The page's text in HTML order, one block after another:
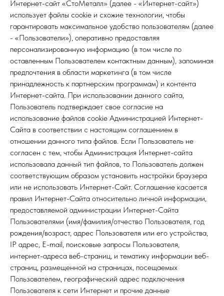
Интернет-сайт «СтоМеталл» (далее - «Интернет-сайт»)
использует файлы cookie и схожие технологии, чтобы
гарантировать максимальное удобство пользователям (далее
- «Пользователи»), оперативно предоставляя
персонализированную информацию (в том числе по
оставленным Пользователем контактным данным), запоминая
предпочтения в области маркетинга (в том числе
принадлежность к партнерским программам) и контента
Интернет-сайта. При использовании данного сайта,
Пользователь подтверждает свое согласие на
использование файлов cookie Администрацией Интернет-
Сайта в соответствии с настоящим соглашением в
отношении данного типа файлов. Если Пользователь не
согласен с тем, чтобы Администрация Интернет-сайта
использовала данный тип файлов, то Пользователь должен
соответствующим образом установить настройки браузера
или не использовать Интернет-Сайт. Соглашение касается
правил Интернет-Сайта относительно личной информации,
предоставляемой администрации Интернет-Сайта
Пользователями (имя/фамилия/отчество Пользователя, год
рождения/возраст, адрес Пользователя или его устройства,
IP адрес, E-mail, поисковые запросы Пользователя,
интернет-адреса веб-страниц, и тематику информации веб-
страниц, размещенной на страницах, посещаемых
Пользователем, географический адрес подключения
Пользователя к сети Интернет и прочие данные